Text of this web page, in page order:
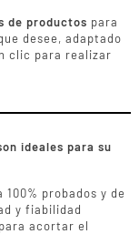
de productos para
desee, adaptado
clic para realizar
ideales para su
probados y de
y fiabilidad
acortar el